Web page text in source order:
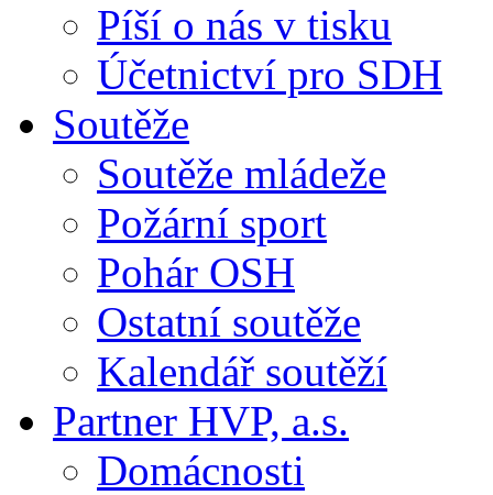
Píší o nás v tisku
Účetnictví pro SDH
Soutěže
Soutěže mládeže
Požární sport
Pohár OSH
Ostatní soutěže
Kalendář soutěží
Partner HVP, a.s.
Domácnosti